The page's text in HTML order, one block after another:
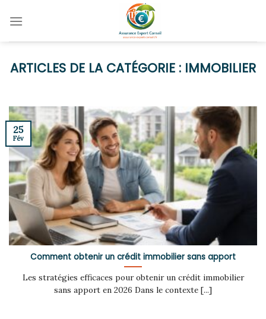
IMMOBILIER
Comment obtenir un crédit immobilier sans apport
Les stratégies efficaces pour obtenir un crédit immobilier
sans apport en 2026 Dans le contexte [...]
25
Fév